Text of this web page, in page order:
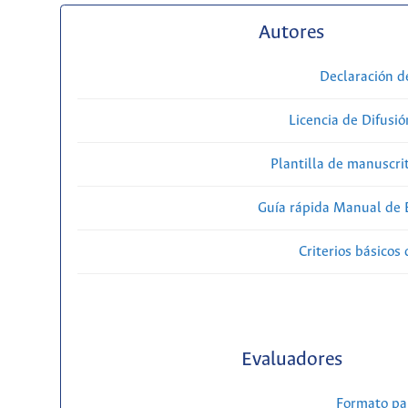
Autores
Declaración
Licencia de
Plantilla de
Guía rápida Manual de
Criterios básicos
Evaluadores
Formato